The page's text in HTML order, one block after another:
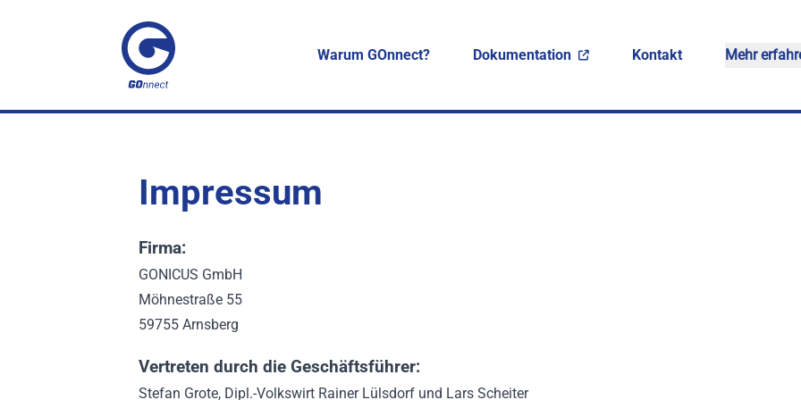
Warum GOnnect? Dokumentation Kontakt Mehr
Impressum
Firma:
GONICUS GmbH
Möhnestraße 55
59755 Arnsberg
Vertreten durch die Geschäftsführer:
Stefan Grote, Dipl.-Volkswirt Rainer Lülsdorf und Lars Scheiter